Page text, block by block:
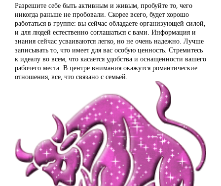
Разрешите себе быть активным и живым, пробуйте то, чего
никогда раньше не пробовали. Скорее всего, будет хорошо
работаться в группе: вы сейчас обладаете организующей силой,
и для людей естественно соглашаться с вами. Информация и
знания сейчас усваиваются легко, но не очень надежно. Лучше
записывать то, что имеет для вас особую ценность. Стремитесь
к идеалу во всем, что касается удобства и оснащенности вашего
рабочего места. В центре внимания окажутся романтические
отношения, все, что связано с семьей.